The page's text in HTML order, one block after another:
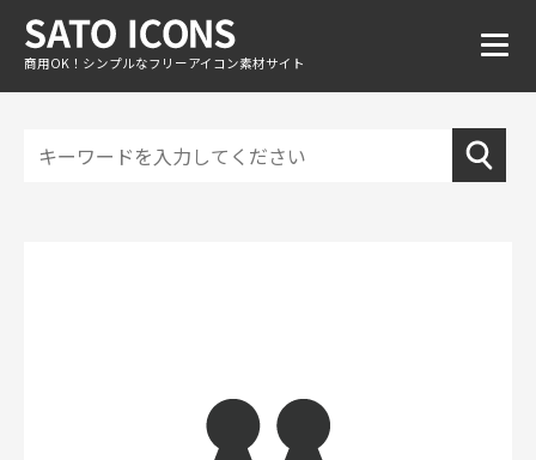
商用OK！シンプルなフリーアイコン素材サイト